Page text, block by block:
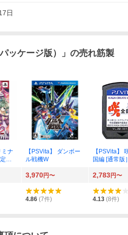
日
ッケージ版）
」の売れ筋製
ミナ
【PSVita】 ダンボー
ル戦機W
【PSVita】
国編 [通常版
3,970円〜 2,783円〜
4.86 (7件) 4.13 (8件)